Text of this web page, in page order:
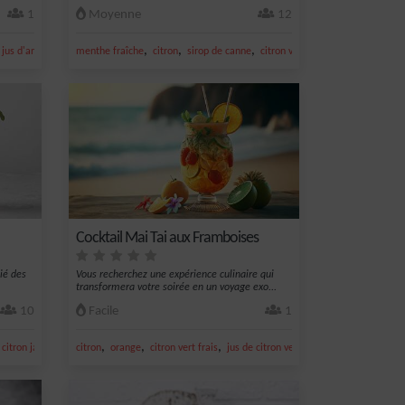
1
jus d'ananas jus de citron vert
Moyenne 12
menthe fraîche, citron, sirop de canne, citron vert frais
des
10
citron jaune jus de citron jaune
Cocktail Mai Tai aux Framboises
Vous recherchez une expérience culinaire qui
transformera votre soirée en un voyage exo...
Facile 1
citron, orange, citron vert frais, jus de citron vert